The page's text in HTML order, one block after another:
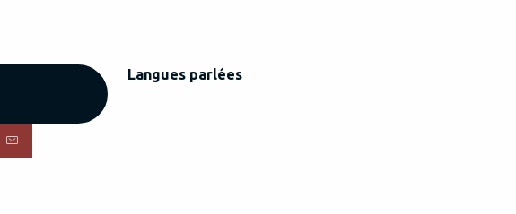
Langues parlées
Langues parlées